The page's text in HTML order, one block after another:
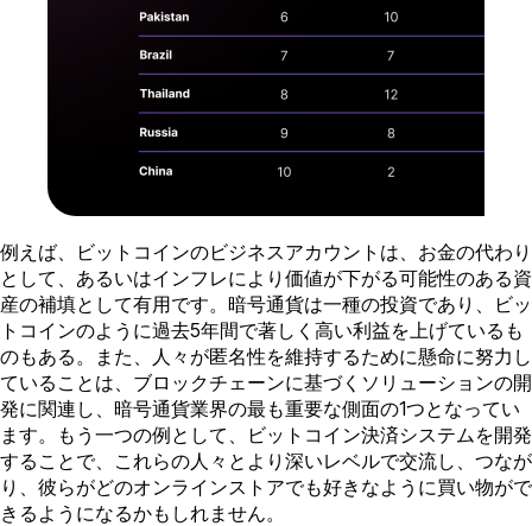
例えば、ビットコインのビジネスアカウントは、お金の代わり
として、あるいはインフレにより価値が下がる可能性のある資
産の補填として有用です。暗号通貨は一種の投資であり、ビッ
トコインのように過去5年間で著しく高い利益を上げているも
のもある。また、人々が匿名性を維持するために懸命に努力し
ていることは、ブロックチェーンに基づくソリューションの開
発に関連し、暗号通貨業界の最も重要な側面の1つとなってい
ます。もう一つの例として、ビットコイン決済システムを開発
することで、これらの人々とより深いレベルで交流し、つなが
り、彼らがどのオンラインストアでも好きなように買い物がで
きるようになるかもしれません。